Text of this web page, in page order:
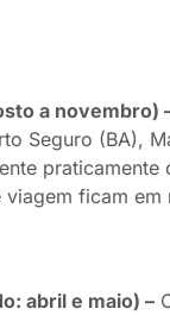
a novembro)
Seguro (BA),
ficam
abril e maio) –